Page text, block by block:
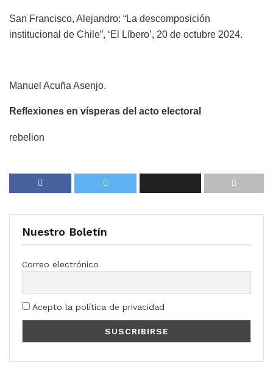
San Francisco, Alejandro: “La descomposición
institucional de Chile”, ‘El Líbero’, 20 de octubre 2024.
Manuel Acuña Asenjo.
Reflexiones en vísperas del acto electoral
rebelion
Nuestro Boletín
Correo electrónico
Acepto la política de privacidad